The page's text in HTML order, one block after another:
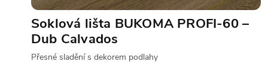
Soklová lišta BUKOMA PROFI‑60 –
Dub Calvados
Přesné sladění s dekorem podlahy